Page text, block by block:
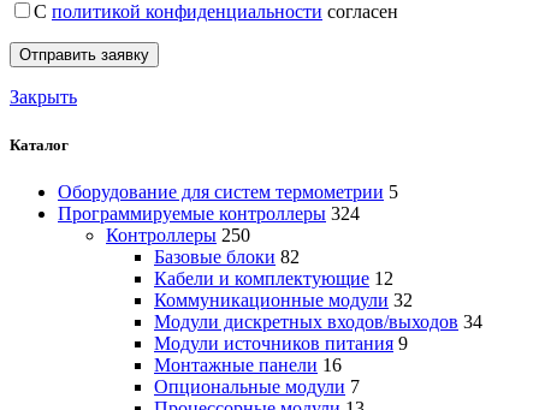
С политикой конфиденциальности согласен
Закрыть
Каталог
Оборудование для систем термометрии 5
Программируемые контроллеры 324
Контроллеры 250
Базовые блоки 82
Кабели и комплектующие 12
Коммуникационные модули 32
Модули дискретных входов/выходов 34
Модули источников питания 9
Монтажные панели 16
Опциональные модули 7